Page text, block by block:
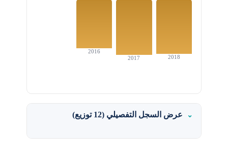
2018
2017
2016
عرض السجل التفصيلي (12 توزيع)